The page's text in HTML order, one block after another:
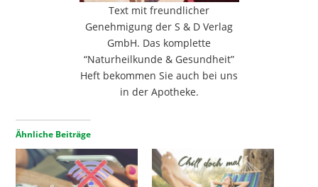
Text mit freundlicher
Genehmigung der S & D Verlag
GmbH. Das komplette
“Naturheilkunde & Gesundheit”
Heft bekommen Sie auch bei uns
in der Apotheke.
Ähnliche Beiträge